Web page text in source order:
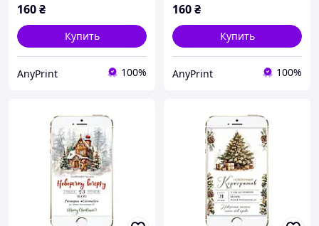
160₴
Купить
AnyPrint 100%
160₴
Купить
AnyPrint 100%